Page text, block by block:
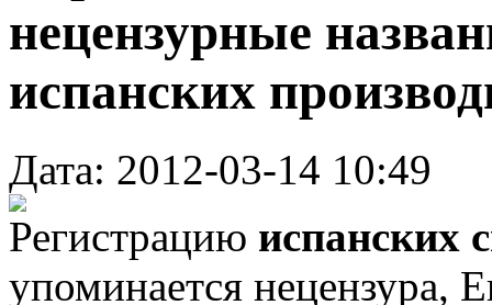
нецензурные
испанских
Дата: 2012-03-14 10:49
Регистрацию испанских
упоминается нецензура,